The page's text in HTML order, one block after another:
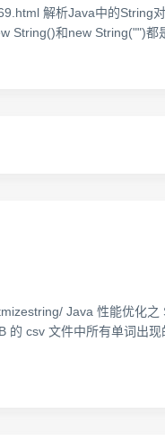
解析Java中的
String()和new String("")
Java 性能优化
csv 文件中所有单词出